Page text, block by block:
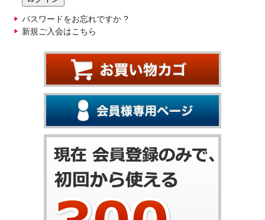
パスワードをお忘れですか ?
新規ご入会はこちら